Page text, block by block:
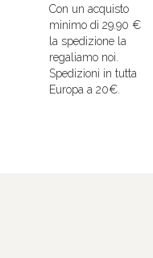
Con un acquisto
minimo di 29.90 €
la spedizione la
regaliamo noi.
Spedizioni in tutta
Europa a 20€.